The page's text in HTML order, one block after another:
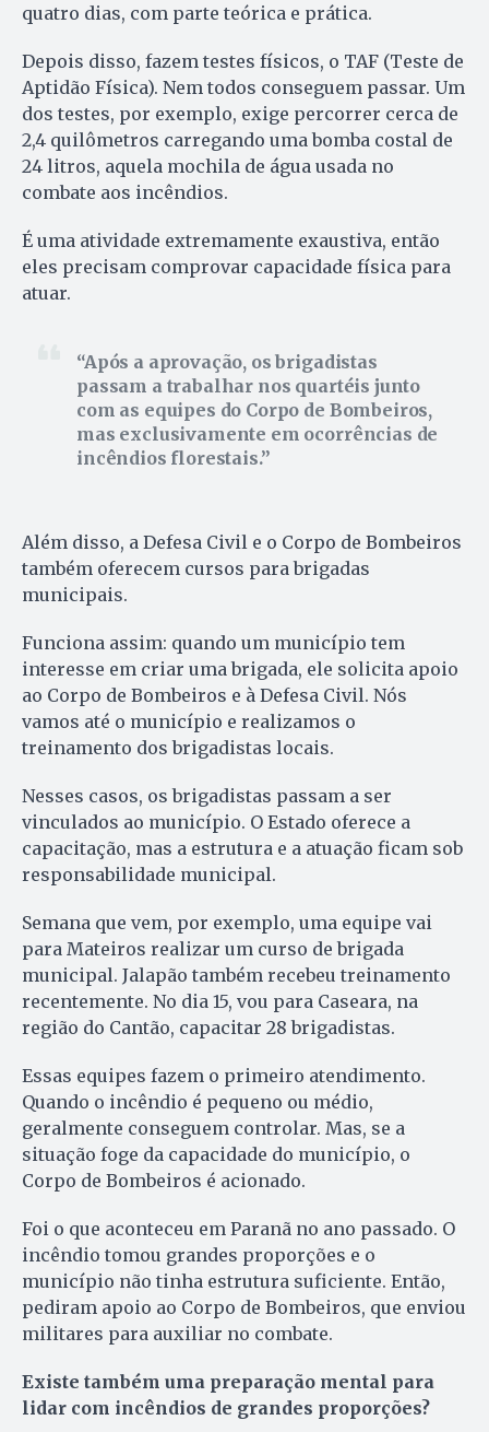
quatro dias, com parte teórica e prática.
Depois disso, fazem testes físicos, o TAF (Teste de
Aptidão Física). Nem todos conseguem passar. Um
dos testes, por exemplo, exige percorrer cerca de
2,4 quilômetros carregando uma bomba costal de
24 litros, aquela mochila de água usada no
combate aos incêndios.
É uma atividade extremamente exaustiva, então
eles precisam comprovar capacidade física para
atuar.
Após a aprovação, os brigadistas
passam a trabalhar nos quartéis junto
com as equipes do Corpo de Bombeiros,
mas exclusivamente em ocorrências de
incêndios florestais.
Além disso, a Defesa Civil e o Corpo de Bombeiros
também oferecem cursos para brigadas
municipais.
Funciona assim: quando um município tem
interesse em criar uma brigada, ele solicita apoio
ao Corpo de Bombeiros e à Defesa Civil. Nós
vamos até o município e realizamos o
treinamento dos brigadistas locais.
Nesses casos, os brigadistas passam a ser
vinculados ao município. O Estado oferece a
capacitação, mas a estrutura e a atuação ficam sob
responsabilidade municipal.
Semana que vem, por exemplo, uma equipe vai
para Mateiros realizar um curso de brigada
municipal. Jalapão também recebeu treinamento
recentemente. No dia 15, vou para Caseara, na
região do Cantão, capacitar 28 brigadistas.
Essas equipes fazem o primeiro atendimento.
Quando o incêndio é pequeno ou médio,
geralmente conseguem controlar. Mas, se a
situação foge da capacidade do município, o
Corpo de Bombeiros é acionado.
Foi o que aconteceu em Paranã no ano passado. O
incêndio tomou grandes proporções e o
município não tinha estrutura suficiente. Então,
pediram apoio ao Corpo de Bombeiros, que enviou
militares para auxiliar no combate.
Existe também uma preparação mental para
lidar com incêndios de grandes proporções?